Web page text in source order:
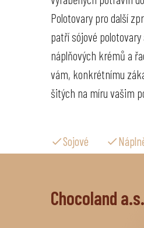
Polotovary pro další
patří sójové
náplňových krémů a
vám, konkrétnímu
šitých na míru vašim
Sojové
Chocoland a.s.